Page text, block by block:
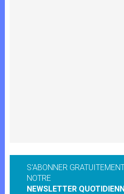
S'ABONNER
NOTRE
NEWSLETTER